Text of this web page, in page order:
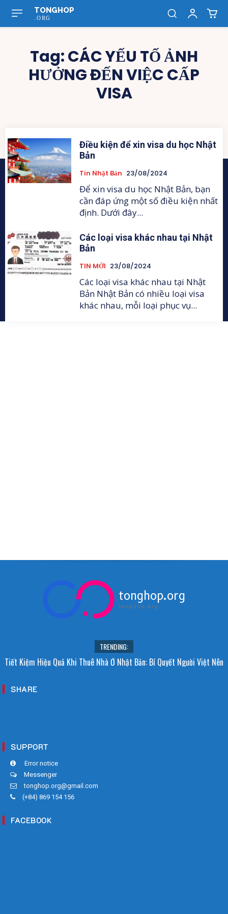
TONGHOP
.ORG
Tag:CÁC YẾU TỐ ẢNH
HƯỞNG ĐẾN VIỆC CẤP
VISA
Điều kiện để xin visa du học Nhật
Bản
Tin Nhật Bản 23/08/2024
Để xin visa du học Nhật Bản, bạn
cần đáp ứng một số điều kiện nhất
định. Dưới đây...
Các loại visa khác nhau tại Nhật
Bản
TIN MỚI 23/08/2024
Các loại visa khác nhau tại Nhật
Bản Nhật Bản có nhiều loại visa
khác nhau, mỗi loại phục vụ...
tonghop.org
tonghop.org
TRENDING:
Tiết Kiệm Hiệu Quả Khi Thuê Nhà Ở Nhật Bản: Bí Quyết Người Việt Nên
SHARE
SUPPORT
Error notice
Messenger
tonghop.org@gmail.com
(+84) 869 154 156
FACEBOOK